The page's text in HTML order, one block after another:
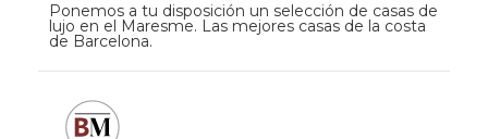
Ponemos a tu disposición un selección de casas de
lujo en el Maresme. Las mejores casas de la costa
de Barcelona.